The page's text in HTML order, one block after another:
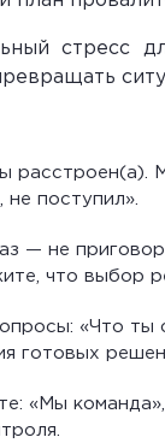
стресс
поступил».
— не
что выбор
«Что ты
готовых
«Мы